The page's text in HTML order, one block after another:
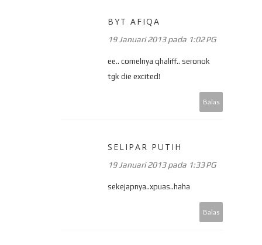
BYT AFIQA
19 Januari 2013 pada 1:02 PG
ee.. comelnya qhaliff.. seronok
tgk die excited!
Balas
SELIPAR PUTIH
19 Januari 2013 pada 1:33 PG
sekejapnya..xpuas..haha
Balas